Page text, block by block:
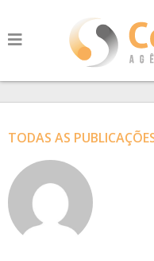
TODAS AS